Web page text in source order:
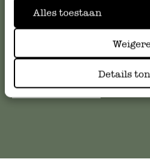
Alles toestaan
Details
klantenservice. Of bekijk hier het
klantenservice@dille-